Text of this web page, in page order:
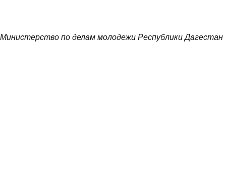
Министерство по делам молодежи Республики Дагестан